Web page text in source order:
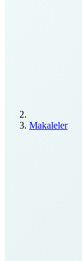
Makaleler